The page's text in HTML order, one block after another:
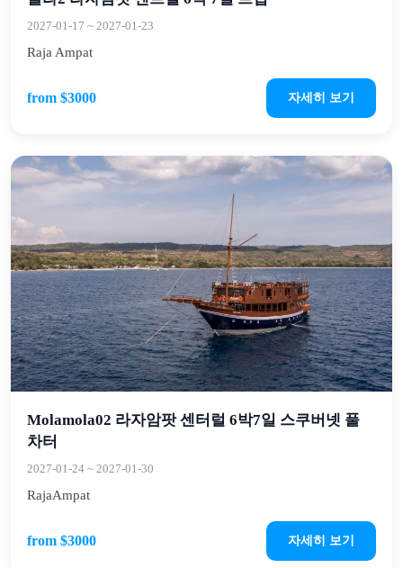
2027-01-17 ~ 2027-01-23
Raja Ampat
from $3000 자세히 보기
Molamola02 라자암팟 센터럴 6박7일 스쿠버넷 풀
차터
2027-01-24 ~ 2027-01-30
RajaAmpat
from $3000 자세히 보기